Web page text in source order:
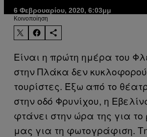
6 Φεβρουαρίου, 2020, 6:03μμ
Kοινοποίηση
Είναι η πρώτη ημέρα του
στην Πλάκα δεν
τουρίστες. Έξω από το
στην οδό Φρυνίχου, η
φτάνει στην ώρα της για το
μας για τη φωτογράφιση. Τη